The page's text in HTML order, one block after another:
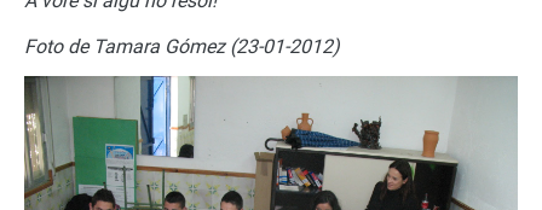
Foto de Tamara Gómez (23-01-2012)